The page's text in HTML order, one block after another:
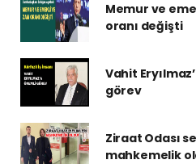
Memur ve
oranı değişti
Vahit
görev
Ziraat Odası
mahkemelik